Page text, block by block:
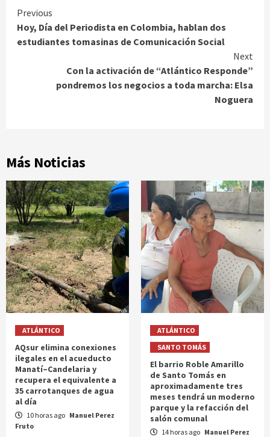
Continue
Reading
Previous
Hoy, Día del Periodista en Colombia, hablan dos
estudiantes tomasinas de Comunicación Social
Next
Con la activación de “Atlántico Responde”
pondremos los negocios a toda marcha: Elsa
Noguera
Más Noticias
ATLÁNTICO
AQsur elimina conexiones
ilegales en el acueducto
Manatí–Candelaria y
recupera el equivalente a
35 carrotanques de agua
al día
10 horas ago Manuel Perez
Fruto
ATLÁNTICO
SANTO TOMÁS
El barrio Roble Amarillo
de Santo Tomás en
aproximadamente tres
meses tendrá un moderno
parque y la refacción del
salón comunal
14 horas ago Manuel Perez